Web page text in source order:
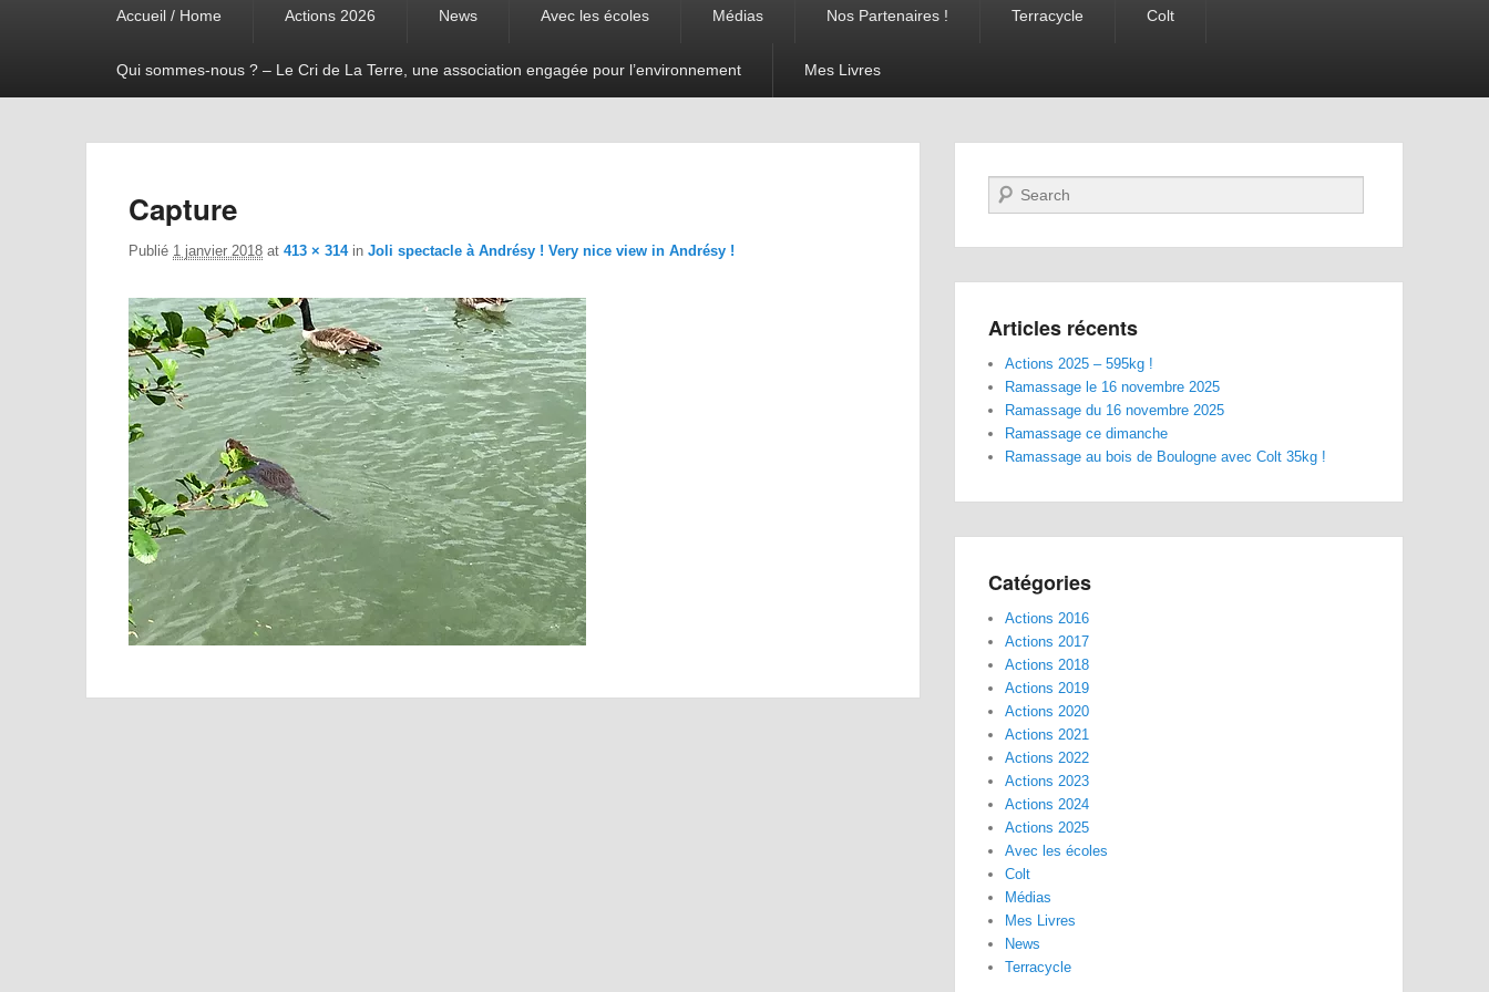
Accueil / Home Actions 2026 News Avec les écoles Médias Nos Partenaires ! Terracycle Colt
Qui sommes-nous ? – Le Cri de La Terre, une association engagée pour l’environnement Mes Livres
Capture
Publié 1 janvier 2018 at 413 × 314in Joli spectacle à Andrésy ! Very nice view in Andrésy !
Recherche
Articles récents
Actions 2025 – 595kg !
Ramassage le 16 novembre 2025
Ramassage du 16 novembre 2025
Ramassage ce dimanche
Ramassage au bois de Boulogne avec Colt 35kg !
Catégories
Actions 2016
Actions 2017
Actions 2018
Actions 2019
Actions 2020
Actions 2021
Actions 2022
Actions 2023
Actions 2024
Actions 2025
Avec les écoles
Colt
Médias
Mes Livres
News
Terracycle